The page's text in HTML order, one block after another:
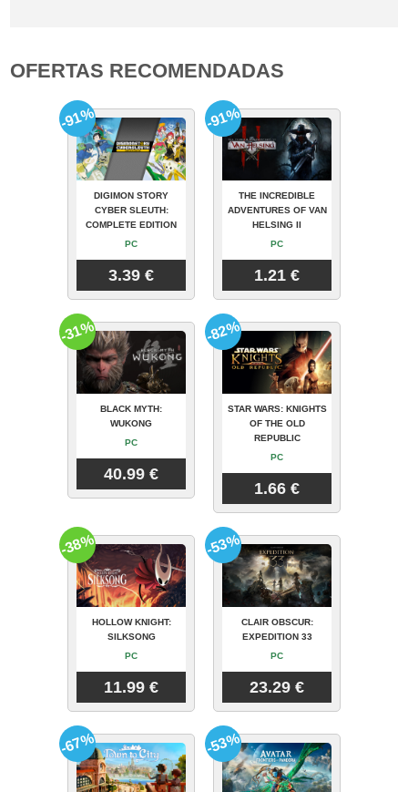
OFERTAS RECOMENDADAS
DIGIMON STORY
CYBER SLEUTH:
COMPLETE EDITION
PC
3.39 €
-91%
THE INCREDIBLE
ADVENTURES OF VAN
HELSING II
PC
1.21 €
-91%
BLACK MYTH:
WUKONG
PC
40.99 €
-31%
STAR WARS: KNIGHTS
OF THE OLD
REPUBLIC
PC
1.66 €
-82%
HOLLOW KNIGHT:
SILKSONG
PC
11.99 €
-38%
CLAIR OBSCUR:
EXPEDITION 33
PC
23.29 €
-53%
-67% -53%